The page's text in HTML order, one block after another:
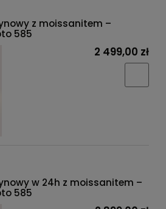
z moissanitem –
585
2 499,00 zł
w 24h z moissanitem –
585